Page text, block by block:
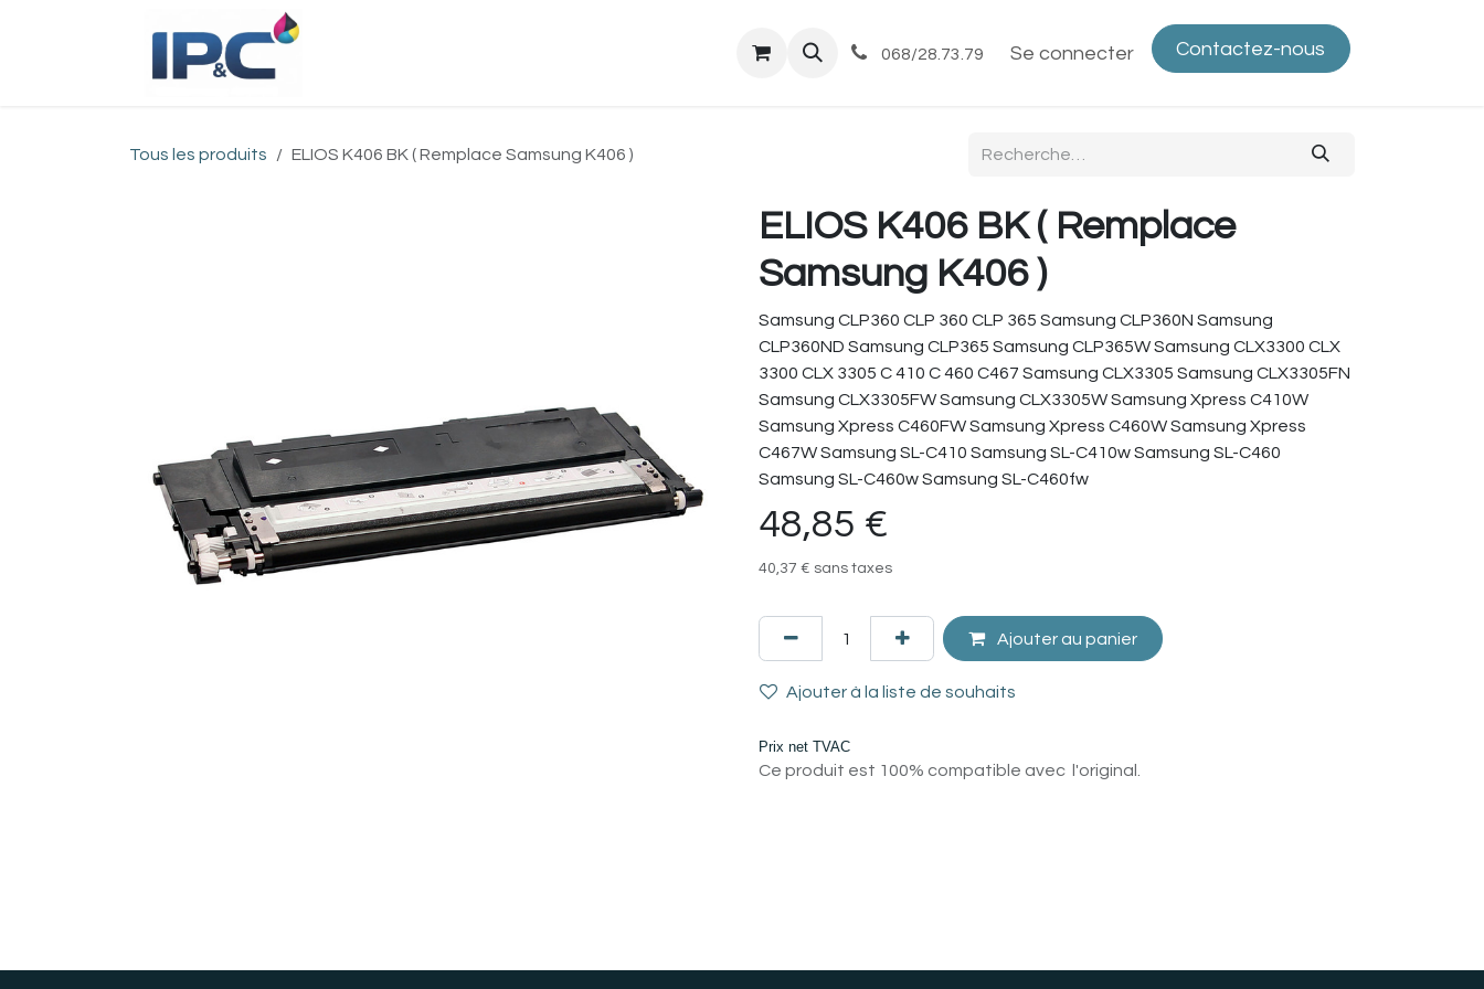
Commandes et livraisons Contactez-nous Politique de confidentialité
068/28.73.79 Se connecter Contactez-nous
Tous les produits ELIOS K406 BK ( Remplace Samsung K406 )
ELIOS K406 BK ( Remplace
Samsung K406 )
Samsung CLP360 CLP 360 CLP 365 Samsung CLP360N Samsung
CLP360ND Samsung CLP365 Samsung CLP365W Samsung CLX3300 CLX
3300 CLX 3305 C 410 C 460 C467 Samsung CLX3305 Samsung CLX3305FN
Samsung CLX3305FW Samsung CLX3305W Samsung Xpress C410W
Samsung Xpress C460FW Samsung Xpress C460W Samsung Xpress
C467W Samsung SL-C410 Samsung SL-C410w Samsung SL-C460
Samsung SL-C460w Samsung SL-C460fw
48,85 €
40,37 € sans taxes
Ajouter au panier
Ajouter à la liste de souhaits
Prix net TVAC
Ce produit est 100% compatible avec l'original.